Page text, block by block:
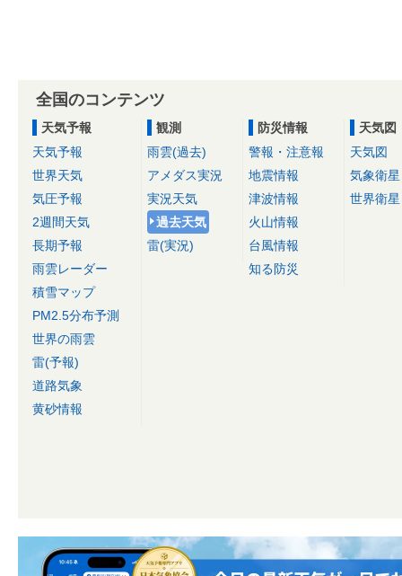
全国のコンテンツ
天気予報
天気予報
世界天気
気圧予報
2週間天気
長期予報
雨雲レーダー
積雪マップ
PM2.5分布予測
世界の雨雲
雷(予報)
道路気象
黄砂情報
観測
雨雲(過去)
アメダス実況
実況天気
過去天気
雷(実況)
防災情報
警報・注意報
地震情報
津波情報
火山情報
台風情報
知る防災
天気図
天気図
気象衛星
世界衛星